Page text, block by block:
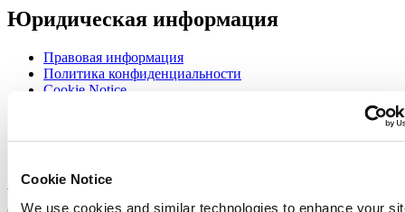
Cookie Notice
We use cookies and similar technologies to enhance your
Юридическая информация
Правовая информация
Политика конфиденциальности
Cookie Notice
Sign up
Выбрать страну/регион